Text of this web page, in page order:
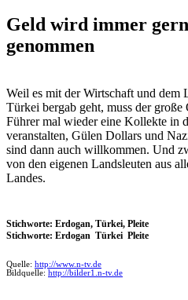
Geld wird immer gern
genommen
Weil es mit der Wirtschaft und dem
Türkei bergab geht, muss der große
Führer mal wieder eine Kollekte in
veranstalten, Gülen Dollars und
sind dann auch willkommen. Und
von den eigenen Landsleuten aus
Landes.
Stichworte: Erdogan, Türkei, Pleite
Stichworte: Erdogan Türkei Pleite
Quelle: http://www.n-tv.de
Bildquelle: http://bilder1.n-tv.de